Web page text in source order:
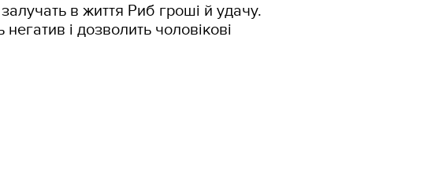
в життя Риб гроші й удачу.
і дозволить чоловікові